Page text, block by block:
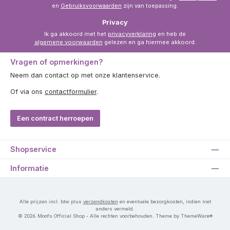
en Gebruiksvoorwaarden zijn van toepassing.
Privacy
Ik ga akkoord met het privacyverklaring
algemene voorwaarden gelezen en ga hiermee akkoord.
Vragen of opmerkingen?
Neem dan contact op met onze klantenservice.
Of via ons contactformulier.
Een contract herroepen
Shopservice
Informatie
Alle prijzen incl. btw plus verzendkosten en eventuele bezorgkosten, indien niet
anders vermeld.
© 2026 Moofs Official Shop - Alle rechten voorbehouden. Theme by ThemeWare®